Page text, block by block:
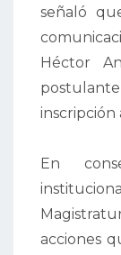
señaló
Héctor
inscripción
En
acciones